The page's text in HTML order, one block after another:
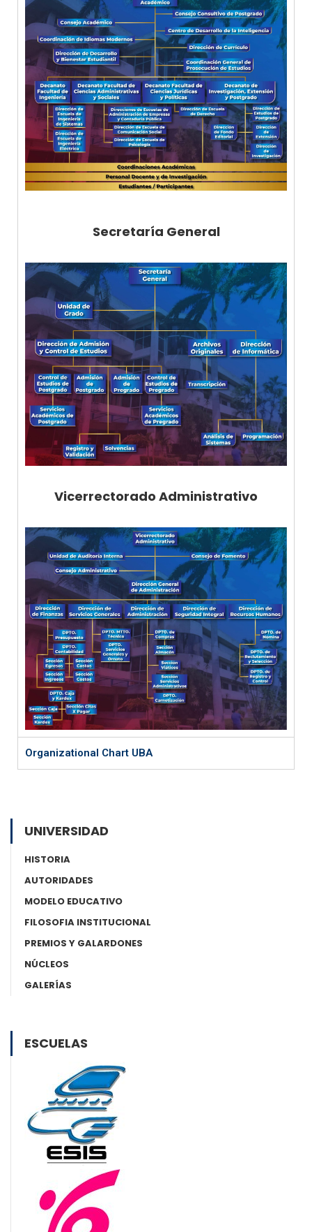
Secretaría General
Vicerrectorado Administrativo
Organizational Chart UBA
UNIVERSIDAD
HISTORIA
AUTORIDADES
MODELO EDUCATIVO
FILOSOFIA INSTITUCIONAL
PREMIOS Y GALARDONES
NÚCLEOS
GALERÍAS
ESCUELAS